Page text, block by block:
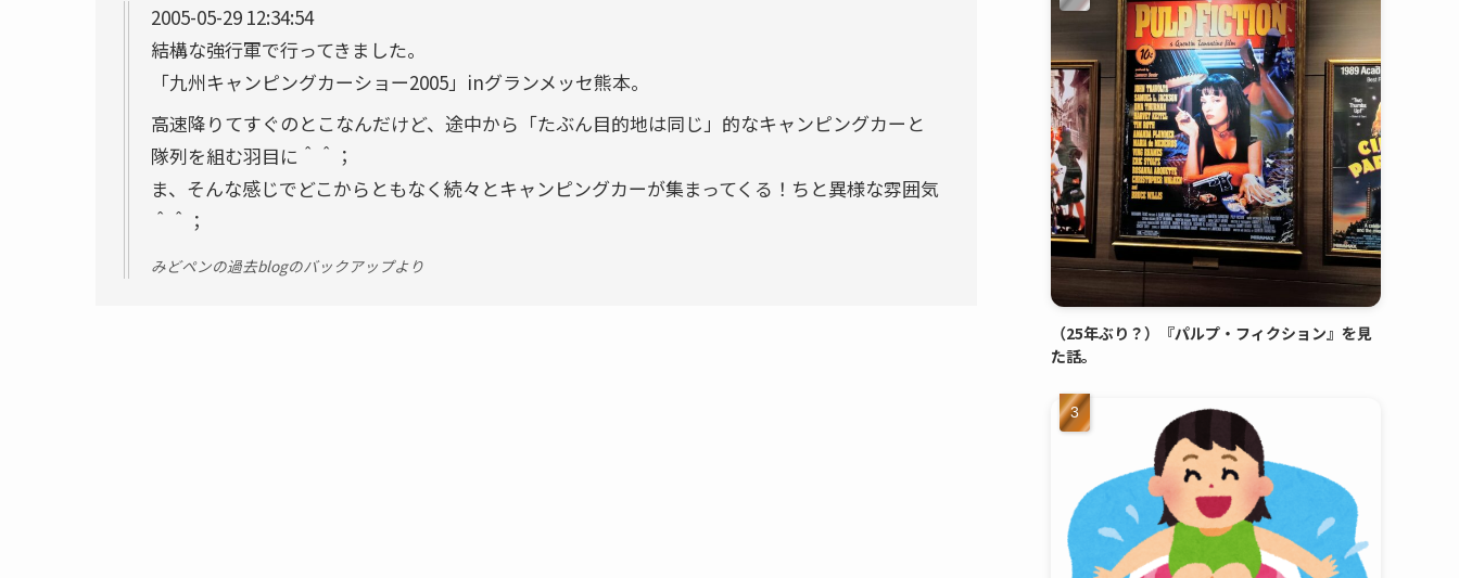
2005-05-29 12:34:54
結構な強行軍で行ってきました。
「九州キャンピングカーショー2005」inグランメッセ熊本。
高速降りてすぐのとこなんだけど、途中から「たぶん目的地は同じ」的なキャンピングカーと
隊列を組む羽目に＾＾；
ま、そんな感じでどこからともなく続々とキャンピングカーが集まってくる！ちと異様な雰囲気
＾＾；
みどペンの過去blogのバックアップより
（25年ぶり？）『パルプ・フィクション』を見
た話。